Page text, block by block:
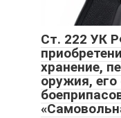
Ст. 222 УК
хранение,
оружия,